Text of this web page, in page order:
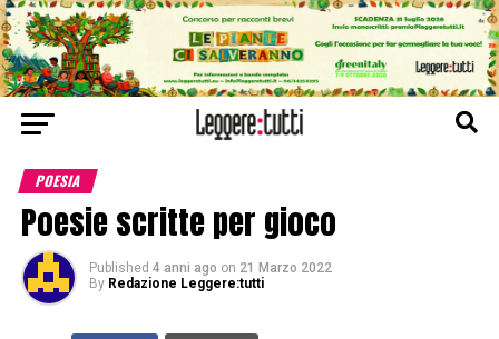
POESIA
Poesie scritte per gioco
Published 4 anni ago on 21 Marzo 2022
By Redazione Leggere:tutti